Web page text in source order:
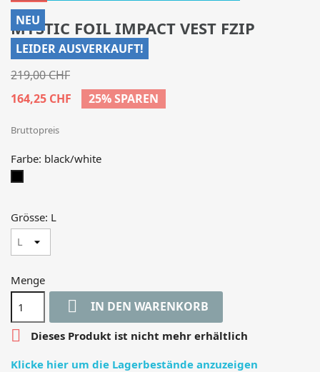
NEU
LEIDER AUSVERKAUFT!
MYSTIC FOIL IMPACT VEST FZIP
BLACK/WHITE
219,00 CHF
164,25 CHF
25% SPAREN
Bruttopreis
Farbe: black/white
Grösse: L
Menge
 IN DEN WARENKORB

Dieses Produkt ist nicht mehr erhältlich
Klicke hier um die Lagerbestände anzuzeigen